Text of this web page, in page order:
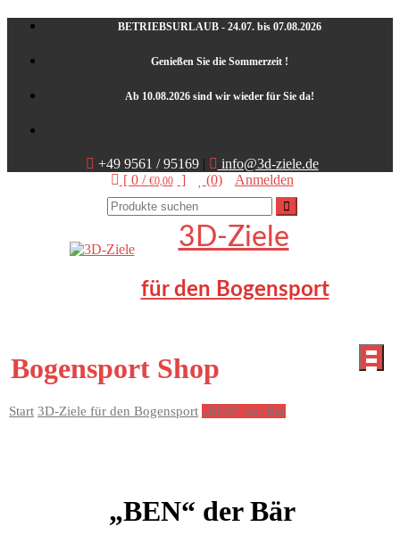
Skip
content
BETRIEBSURLAUB - 24.07. bis 07.08.2026
Genießen Sie die Sommerzeit !
Ab 10.08.2026 sind wir wieder für Sie da!
+49 9561 / 95169|
info@3d-ziele.de
[ 0 / €0,00 ] (0) Anmelden
3D-Ziele
für den Bogensport
Bogensport Shop
Start 3D-Ziele für den Bogensport „BEN“ der Bär
„BEN“ der Bär